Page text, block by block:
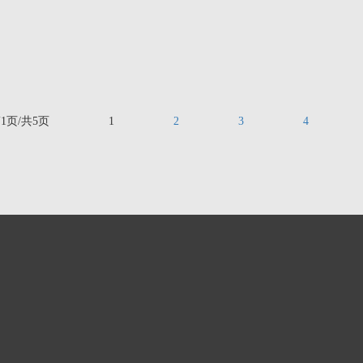
页/共5页 1 2 3 4